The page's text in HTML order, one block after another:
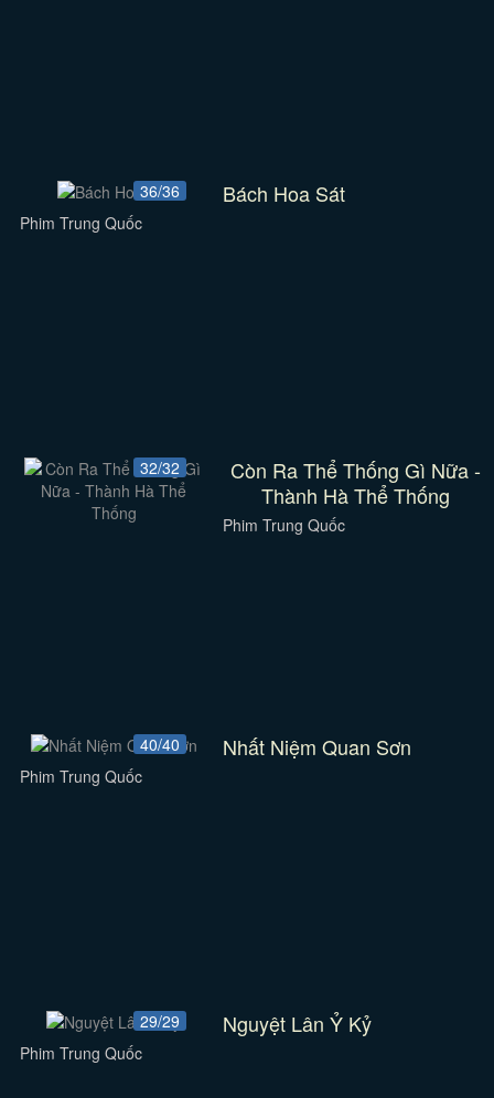
36/36 Bách Hoa Sát
Phim Trung Quốc
32/32
Còn Ra Thể Thống Gì Nữa -
Thành Hà Thể Thống
Phim Trung Quốc
40/40 Nhất Niệm Quan Sơn
Phim Trung Quốc
29/29 Nguyệt Lân Ỷ Kỷ
Phim Trung Quốc